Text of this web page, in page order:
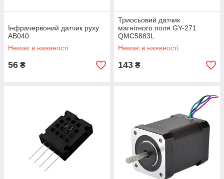
Інфрачервоний датчик руху
AB040
Немає в наявності
56 ₴
Триосьовий датчик
магнітного поля GY-271
QMC5883L
Немає в наявності
143 ₴